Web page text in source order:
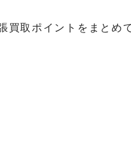
買取ポイントをまとめ